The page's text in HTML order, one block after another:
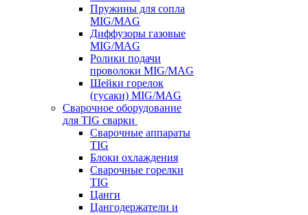
Пружины для сопла
MIG/MAG
Диффузоры газовые
MIG/MAG
Ролики подачи
проволоки MIG/MAG
Шейки горелок
(гусаки) MIG/MAG
Сварочное оборудование
для TIG сварки
Сварочные аппараты
TIG
Блоки охлаждения
Сварочные горелки
TIG
Цанги
Цангодержатели и